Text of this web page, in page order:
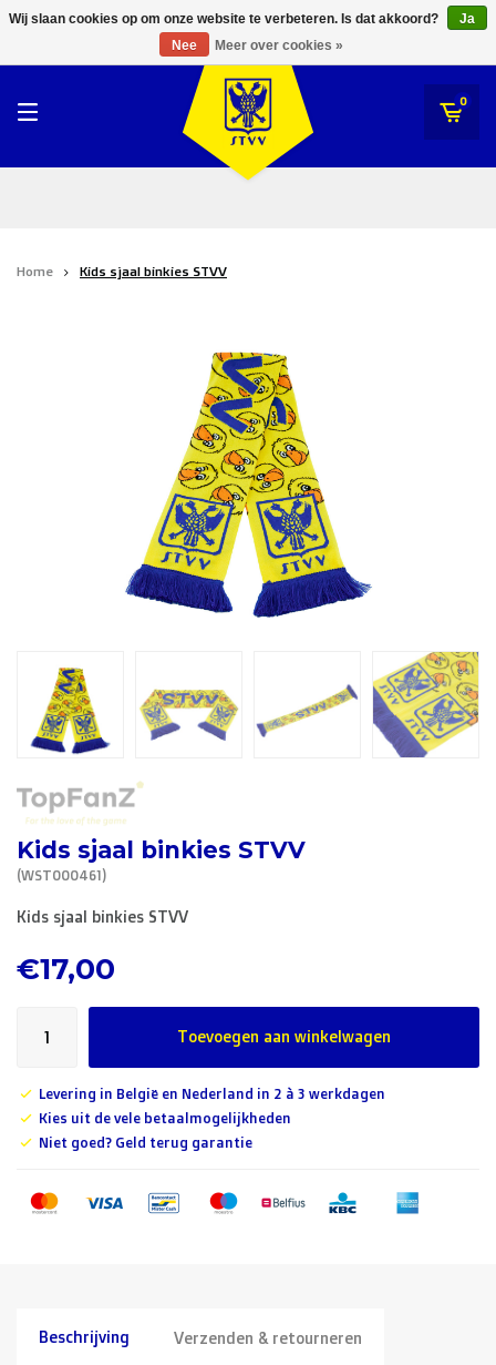
STVV
R. EV - Remco Evenepoel
Workout Buddies
Veilingen
Lopende veilingen
Afgelopen veilingen
0
Home Kids sjaal binkies STVV
Kids sjaal binkies STVV
(WST000461)
Kids sjaal binkies STVV
€17,00
Toevoegen aan winkelwagen
Levering in België en Nederland in 2 à 3 werkdagen
Kies uit de vele betaalmogelijkheden
Niet goed? Geld terug garantie
Beschrijving Verzenden & retourneren
Wij slaan cookies op om onze website te verbeteren. Is dat akkoord?
Ja
Nee
Meer over cookies »